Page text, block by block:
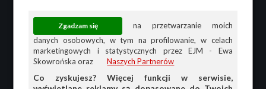
na przetwarzanie moich
danych osobowych, w tym na profilowanie, w celach
marketingowych i statystycznych przez EJM - Ewa
Skowrońska oraz
Naszych Partnerów
Co zyskujesz? Więcej funkcji w serwisie,